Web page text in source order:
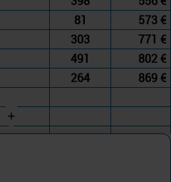
81
573 €
303
771 €
491
802 €
264 869 €
+